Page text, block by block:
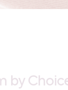
by